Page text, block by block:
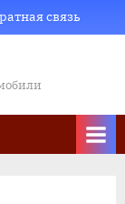
связь